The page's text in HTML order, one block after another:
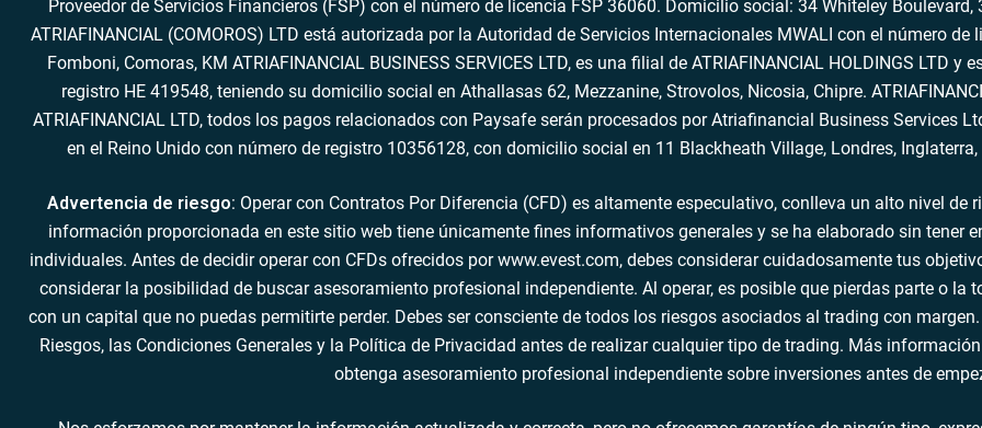
Proveedor de Servicios Financieros (FSP) con el número de licencia FSP 36060. Domicilio social: 34 Whiteley
ATRIAFINANCIAL (COMOROS) LTD está autorizada por la Autoridad de Servicios Internacionales MWALI con el número
Fomboni, Comoras, KM ATRIAFINANCIAL BUSINESS SERVICES LTD, es una filial de ATRIAFINANCIAL HOLDINGS LTD
registro HE 419548, teniendo su domicilio social en Athallasas 62, Mezzanine, Strovolos, Nicosia, Chipre.
ATRIAFINANCIAL LTD, todos los pagos relacionados con Paysafe serán procesados por Atriafinancial Business Services
en el Reino Unido con número de registro 10356128, con domicilio social en 11 Blackheath Village, Londres, Inglaterra,
Advertencia de riesgo: Operar con Contratos Por Diferencia (CFD) es altamente especulativo, conlleva un alto nivel
información proporcionada en este sitio web tiene únicamente fines informativos generales y se ha elaborado sin tener
individuales. Antes de decidir operar con CFDs ofrecidos por www.evest.com, debes considerar cuidadosamente tus
considerar la posibilidad de buscar asesoramiento profesional independiente. Al operar, es posible que pierdas parte o
con un capital que no puedas permitirte perder. Debes ser consciente de todos los riesgos asociados al trading con
Riesgos, las Condiciones Generales y la Política de Privacidad antes de realizar cualquier tipo de trading. Más
obtenga asesoramiento profesional independiente sobre inversiones antes de